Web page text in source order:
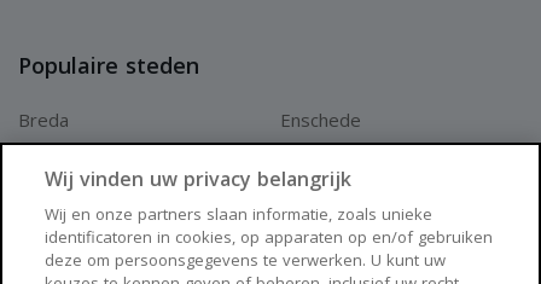
Populaire steden
Breda
Arnhem
Enschede
Zwolle
Wij vinden uw privacy belangrijk
Wij en onze partners slaan informatie, zoals unieke
identificatoren in cookies, op apparaten op en/of gebruiken
deze om persoonsgegevens te verwerken. U kunt uw